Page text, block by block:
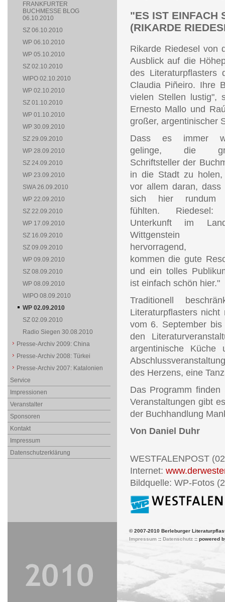
"ES IST EINFACH
(RIKARDE
Rikarde Riedesel von
Ausblick auf die
des
Claudia Piñeiro. Ihre
vielen Stellen lustig",
Ernesto Mallo und
großer, argentinischer
Dass es immer
gelinge, die
Schriftsteller der
in die Stadt zu holen,
vor allem daran, dass
sich hier rundum
fühlten. Riedesel:
Unterkunft im
hervorragend,
kommen die gute
und ein tolles
ist einfach schön hier."
Traditionell
Literaturpflasters
vom 6. September
den
argentinische Küche
des Herzens, eine
Das Programm finden
Veranstaltungen gibt
der Buchhandlung
Von Daniel Duhr
WESTFALENPOST
Internet:
Bildquelle: WP-Fotos
FRANKFURTER
BUCHMESSE BLOG
06.10.2010
SZ 06.10.2010
WP 06.10.2010
WP 05.10.2010
SZ 02.10.2010
WIPO 02.10.2010
WP 02.10.2010
SZ 01.10.2010
WP 01.10.2010
WP 30.09.2010
SZ 29.09.2010
WP 28.09.2010
SZ 24.09.2010
WP 23.09.2010
SWA 26.09.2010
WP 22.09.2010
SZ 22.09.2010
WP 17.09.2010
SZ 16.09.2010
SZ 09.09.2010
WP 09.09.2010
SZ 08.09.2010
WP 08.09.2010
WIPO 08.09.2010
WP 02.09.2010
SZ 02.09.2010
Radio Siegen 30.08.2010
Presse-Archiv 2009: China
Presse-Archiv 2008: Türkei
Presse-Archiv 2007: Katalonien
Service
Impressionen
Veranstalter
Sponsoren
Kontakt
Impressum
Datenschutzerklärung
© 2007-2010 Berleburger
Impressum:: Datenschutz:: powered